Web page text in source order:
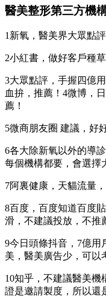
醫美整形第三方機
1新氧，醫美界大眾點
2小紅書，做好客戶種
3大眾點評，手握四億
血拚，推薦！4微博，
薦！
5微商朋友圈 建議，好
6各大除新氧以外的導
每個機構都要，會選擇
7阿裏健康，天貓流量
8百度，百度知道百度
滑，不建議投放，不推
9今日頭條抖音，7億用
美，醫美廣告少，可以
10知乎，不建議醫美
證是邀請製度，所以還